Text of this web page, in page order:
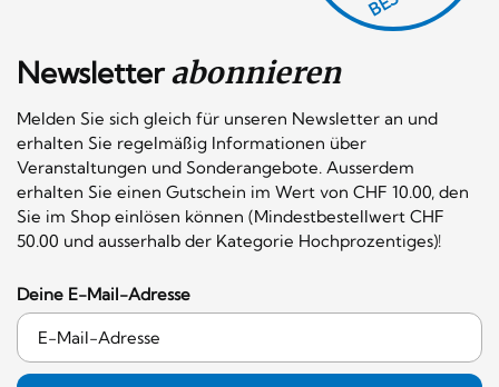
Newsletterabonnieren
Melden Sie sich gleich für unseren Newsletter an und
erhalten Sie regelmäßig Informationen über
Veranstaltungen und Sonderangebote. Ausserdem
erhalten Sie einen Gutschein im Wert von CHF 10.00, den
Sie im Shop einlösen können (Mindestbestellwert CHF
50.00 und ausserhalb der Kategorie Hochprozentiges)!
Deine E-Mail-Adresse